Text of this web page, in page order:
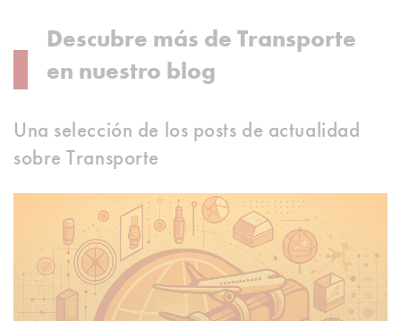
Descubre más de Transporte
en nuestro blog
Una selección de los posts de actualidad
sobre Transporte